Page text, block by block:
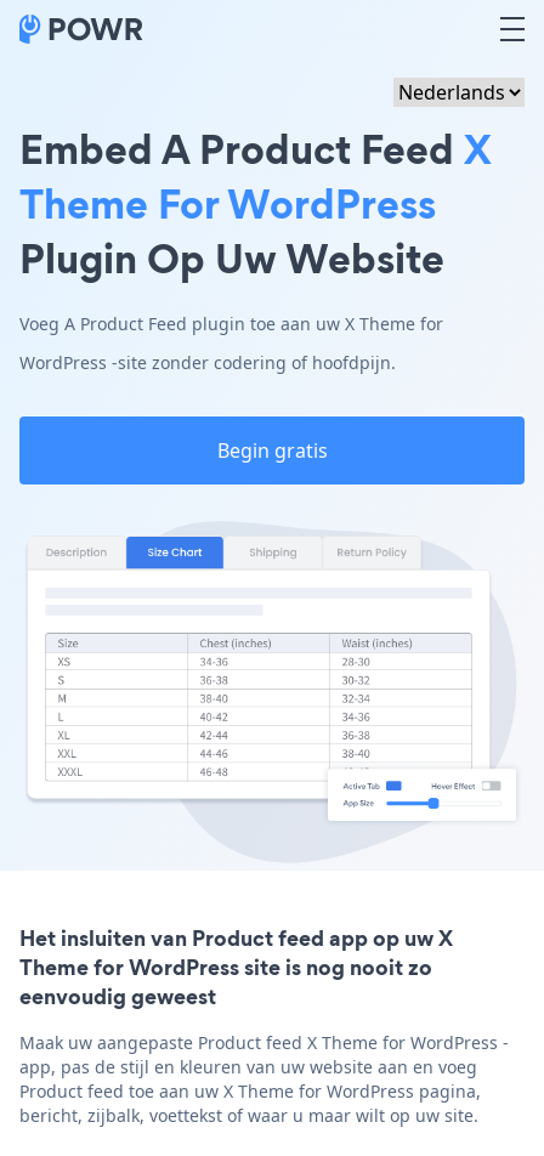
Embed A Product Feed X
Theme For WordPress
Plugin Op Uw Website
Voeg A Product Feed plugin toe aan uw X Theme for
WordPress -site zonder codering of hoofdpijn.
Begin gratis
Het insluiten van Product feed app op uw X
Theme for WordPress site is nog nooit zo
eenvoudig geweest
Maak uw aangepaste Product feed X Theme for WordPress -
app, pas de stijl en kleuren van uw website aan en voeg
Product feed toe aan uw X Theme for WordPress pagina,
bericht, zijbalk, voettekst of waar u maar wilt op uw site.